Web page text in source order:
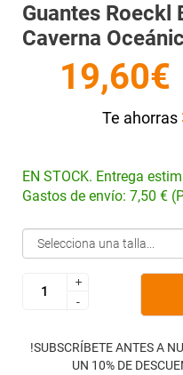
Guantes Roeckl
Caverna
19,60€
Te ahorras
EN STOCK. Entrega
Gastos de envío: 7,50 €
+
-
+
-
!SUBSCRÍBETE ANTES A
UN 10% DE